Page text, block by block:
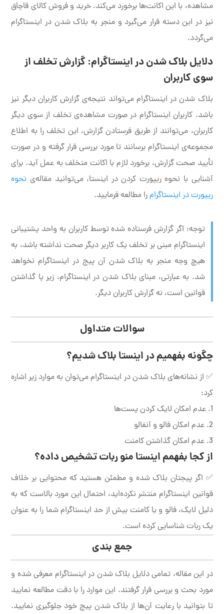
مشاهده، با این اکانت‌ها برخورد می‌کند. خرید و فروش کالای قاچاق
نیز در این دسته قرار می‌گیرد و منجر به بلاک شدن در اینستاگرام
می‌گردد.
دلایل بلاک شدن در اینستاگرام: گزارش تخلف از
سوی کاربران
بلاک شدن در اینستاگرام می‌تواند نتیجه‌ی گزارش کاربران دیگر نیز
باشد. کاربران اینستاگرام در صورت مشاهده‌ی تخلف از سوی دیگر
کاربران، می‌توانند از طریق فرستادن گزارش، این تخلف را به اطلاع
مجموعه‌ی اینستاگرام برسانند تا مورد بررسی قرار گرفته و در صورت
تأیید صحت گزارش، برخورد لازم با اکانت متخلف به عمل آید. برای
آشنایی با نحوه ریپورت کردن در اینستا، می‌توانید مقاله‌ی نحوه
ریپورت در اینستاگرامرا مطالعه فرمایید.
توجه: اگر گزارش فرستاده شده توسط کاربران به واحد پشتیبانی
اینستاگرام مبنی بر تخلف یک کاربر دیگر صحت نداشته باشد، به
هیچ وجه منجر به بلاک شدن آن پیج در اینستاگرام نخواهد
شد. به عبارتی، مبنای بلاک شدن در اینستاگرام، زیر پا گذاشتن
قوانین است، نه گزارش کاربران دیگر.
سوالات متداول
چگونه بفهمیم در اینستا بلاک شدیم؟
✅ از نشانه‌های بلاک شدن در اینستاگرام می‌توان به موارد زیر اشاره
کرد:
1. عدم امکان لایک کردن پست‌ها
2. عدم امکان فالو و آنفالو
3. عدم امکان گذاشتن کامنت
از کجا بفهمم اینستا منو ربات تشخیص داده؟
✅ اگر پیجتان بلاک شده و مطمئن هستید که محتوایی بر خلاف
قوانین اینستاگرام منتشر نکرده‌اید، احتمال این مورد بالاست که به
دلیل لایک، فالو و یا کامنت بیش از حد اینستاگرام شما را به عنوان
یک ربات شناسایی کرده است.
جمع بندی
در این مقاله، تمامی دلایل بلاک شدن در اینستاگرام معرفی شده و
مورد بحث و بررسی قرار گرفتند. این موارد را با دقت مطالعه نمایید
تا بتوانید با رعایت آن‌ها از بلاک شدن پیج خود جلوگیری نمایید.